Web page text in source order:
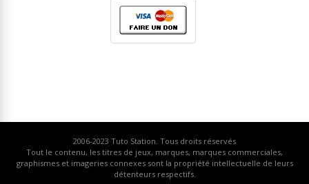
2006-2023 Tuto Station. Tous droits réservés
Tout le contenu, les titres de jeux, marques, marques commerciales,
graphismes et imageries connexes sont la propriété intellectuelle de leurs
détenteurs respectifs.